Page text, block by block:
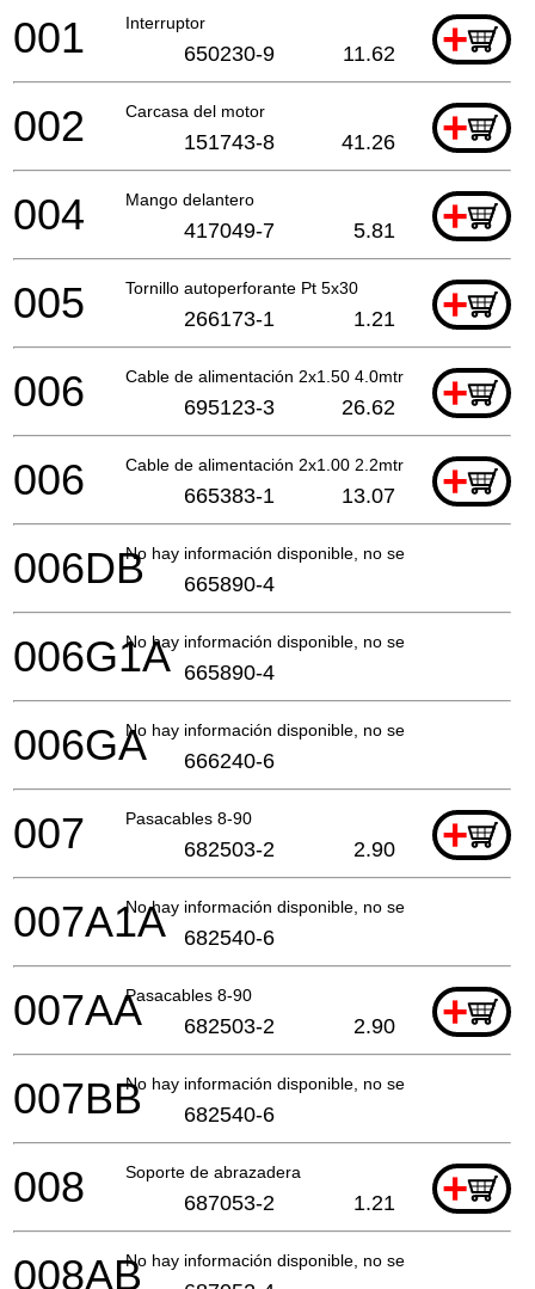
Interruptor +
001 650230-9 11.62
Carcasa del motor +
002 151743-8 41.26
Mango delantero +
004 417049-7 5.81
Tornillo autoperforante Pt 5x30 +
005 266173-1 1.21
Cable de alimentación 2x1.50 4.0mtr +
006 695123-3 26.62
Cable de alimentación 2x1.00 2.2mtr +
006 665383-1 13.07
No hay información disponible, no se puede pedir
006DB 665890-4
No hay información disponible, no se puede pedir
006G1A 665890-4
No hay información disponible, no se puede pedir
006GA 666240-6
Pasacables 8-90 +
007 682503-2 2.90
No hay información disponible, no se puede pedir
007A1A 682540-6
Pasacables 8-90 +
007AA 682503-2 2.90
No hay información disponible, no se puede pedir
007BB 682540-6
Soporte de abrazadera +
008 687053-2 1.21
No hay información disponible, no se puede pedir
008AB